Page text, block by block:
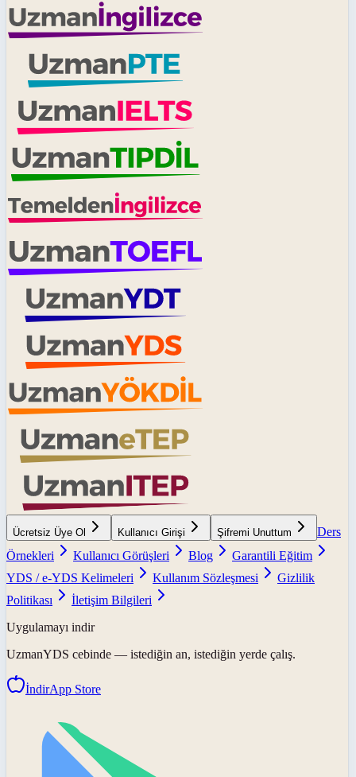
Ücretsiz Üye Ol Kullanıcı Girişi Şifremi Unuttum
Ders
Örnekleri
Kullanıcı Görüşleri Blog
Garantili Eğitim
YDS / e-YDS Kelimeleri
Kullanım Sözleşmesi
Gizlilik
Politikası
İletişim Bilgileri
Uygulamayı indir
UzmanYDS cebinde — istediğin an, istediğin yerde çalış.
İndirApp Store